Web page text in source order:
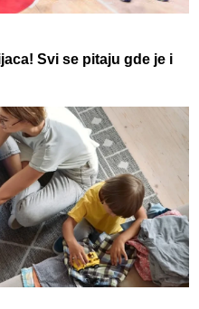
Svi se pitaju gde je i